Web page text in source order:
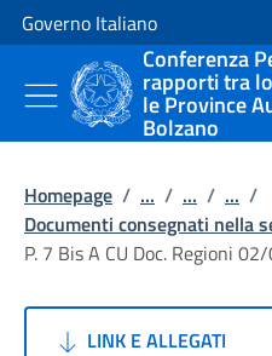
Vai al contenuto
Vai alla navigazione del sito
Governo Italiano
Conferenza
rapporti tra
le Province
Bolzano
Homepage / ... / ... / ... /
Documenti consegnati nella
P. 7 Bis A CU Doc. Regioni
LINK E ALLEGATI